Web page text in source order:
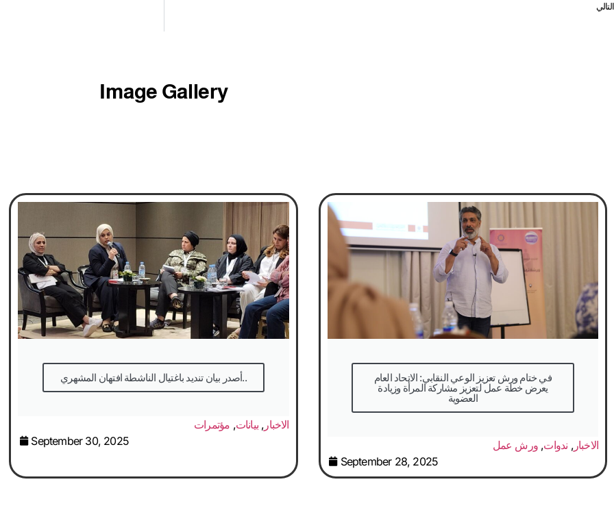
التالي
Image Gallery
أصدر بيان تنديد باغتيال الناشطة افتهان المشهري..
الاخبار , بيانات, مؤتمرات
September 30, 2025
في ختام ورش تعزيز الوعي النقابي: الاتحاد العام
يعرض خطة عمل لتعزيز مشاركة المرأة وزيادة
العضوية
الاخبار, ندوات,ورش عمل
September 28, 2025